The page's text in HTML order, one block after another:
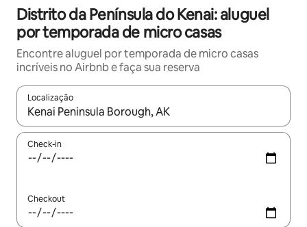
Distrito da Península do Kenai: aluguel
por temporada de micro casas
Encontre aluguel por temporada de micro casas
incríveis no Airbnb e faça sua reserva
Localização
Quando os resultados estiverem disponíveis, explore-os
Check-in
Checkout